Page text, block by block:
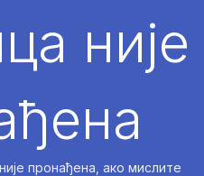
није
пронађена, ако мислите